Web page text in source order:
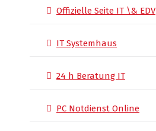
Offizielle Seite IT \& EDV
IT Systemhaus
24 h Beratung IT
PC Notdienst Online